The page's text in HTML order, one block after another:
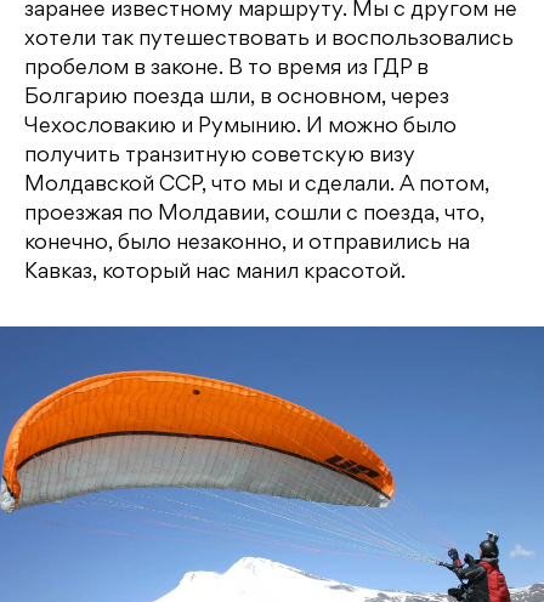
заранее известному маршруту. Мы с другом не
хотели так путешествовать и воспользовались
пробелом в законе. В то время из ГДР в
Болгарию поезда шли, в основном, через
Чехословакию и Румынию. И можно было
получить транзитную советскую визу
Молдавской ССР, что мы и сделали. А потом,
проезжая по Молдавии, сошли с поезда, что,
конечно, было незаконно, и отправились на
Кавказ, который нас манил красотой.